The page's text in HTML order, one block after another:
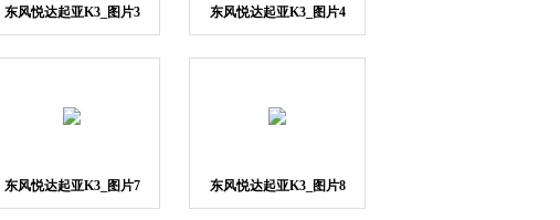
东风悦达起亚K3_图片3 东风悦达起亚K3_图片4
东风悦达起亚K3_图片7 东风悦达起亚K3_图片8